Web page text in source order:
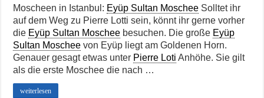
Moscheen in Istanbul: Eyüp Sultan Moschee Solltet ihr
auf dem Weg zu Pierre Lotti sein, könnt ihr gerne vorher
die Eyüp Sultan Moschee besuchen. Die große Eyüp
Sultan Moschee von Eyüp liegt am Goldenen Horn.
Genauer gesagt etwas unter Pierre Loti Anhöhe. Sie gilt
als die erste Moschee die nach …
weiterlesen